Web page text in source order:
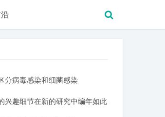
分病毒感染和细菌感染
兴趣细节在新的研究中编年如此